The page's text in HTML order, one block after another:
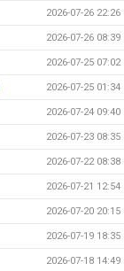
2026-07-26 22:26
2026-07-26 08:39
2026-07-25 07:02
2026-07-25 01:34
2026-07-24 09:40
2026-07-23 08:35
2026-07-22 08:38
2026-07-21 12:54
2026-07-20 20:15
2026-07-19 18:35
2026-07-18 14:49